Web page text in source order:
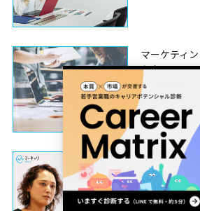
マーケティ
な本とサイ
介【前編】
【DX
社・高橋氏
ジタル化こ